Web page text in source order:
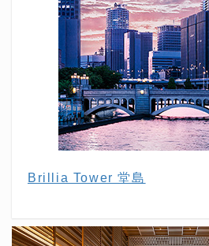
Brillia Tower 堂島